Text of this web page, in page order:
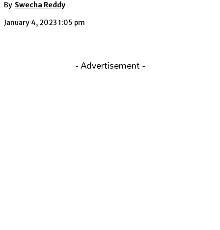
By Swecha Reddy
January 4, 2023 1:05 pm
- Advertisement -